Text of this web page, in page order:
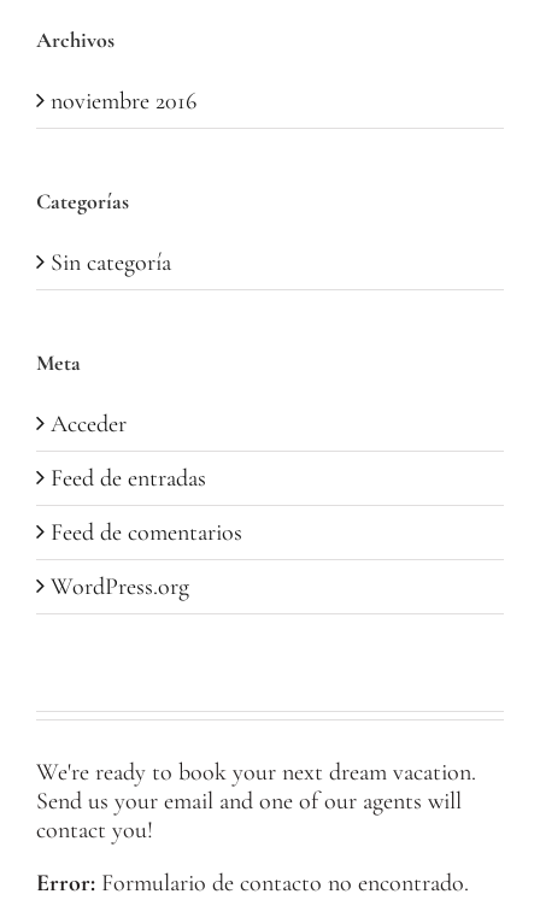
Archivos
noviembre 2016
Categorías
Sin categoría
Meta
Acceder
Feed de entradas
Feed de comentarios
WordPress.org
We're ready to book your next dream vacation.
Send us your email and one of our agents will
contact you!
Error: Formulario de contacto no encontrado.